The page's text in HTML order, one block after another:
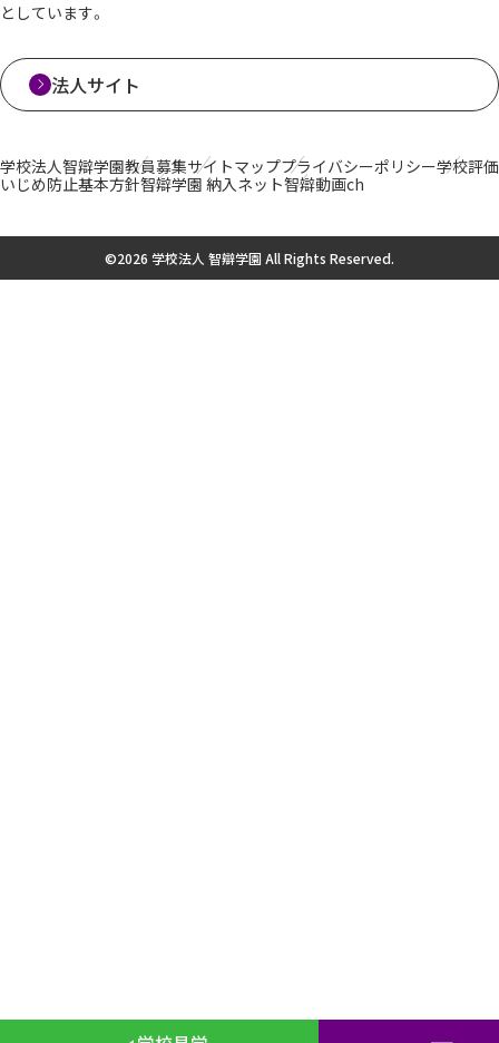
としています。
法人サイト
学校法人智辯学園教員募集サイトマッププライバシーポリシー学校評価
いじめ防止基本方針智辯学園 納入ネット智辯動画ch
©2026 学校法人 智辯学園 All Rights Reserved.